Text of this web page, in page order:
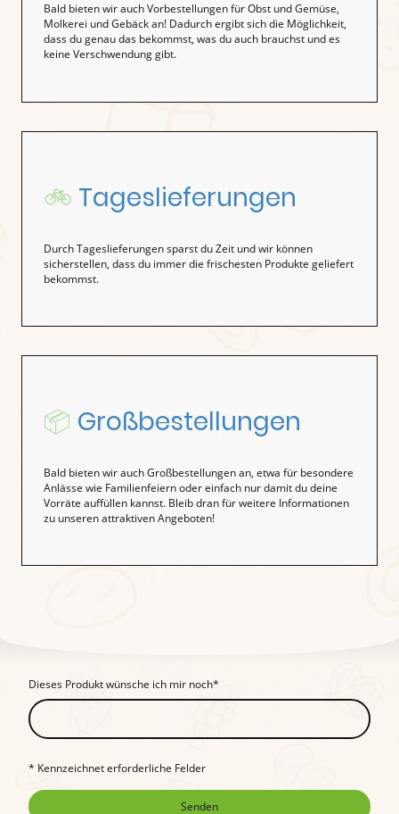
Bald bieten wir auch Vorbestellungen für Obst und Gemüse,
Molkerei und Gebäck an! Dadurch ergibt sich die Möglichkeit,
dass du genau das bekommst, was du auch brauchst und es
keine Verschwendung gibt.
🚲 Tageslieferungen
Durch Tageslieferungen sparst du Zeit und wir können
sicherstellen, dass du immer die frischesten Produkte geliefert
bekommst.
📦 Großbestellungen
Bald bieten wir auch Großbestellungen an, etwa für besondere
Anlässe wie Familienfeiern oder einfach nur damit du deine
Vorräte auffüllen kannst. Bleib dran für weitere Informationen
zu unseren attraktiven Angeboten!
Dieses Produkt wünsche ich mir noch*
* Kennzeichnet erforderliche Felder
Senden